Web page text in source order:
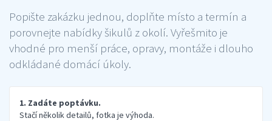
Popište zakázku jednou, doplňte místo a termín a
porovnejte nabídky šikulů z okolí. Vyřešmito je
vhodné pro menší práce, opravy, montáže i dlouho
odkládané domácí úkoly.
1. Zadáte poptávku.
Stačí několik detailů, fotka je výhoda.